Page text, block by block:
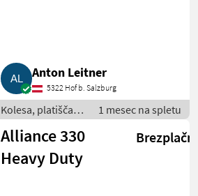
Anton Leitner
5322 Hof b. Salzburg
Kolesa, platišča in
pnevmatike /
Pnevmatika za
priklopnik
1 mesec na spletu
Alliance 330
Heavy Duty